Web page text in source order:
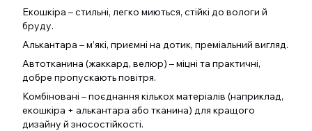
Екошкіра – стильні, легко миються, стійкі до вологи й
бруду.
Алькантара – м’які, приємні на дотик, преміальний вигляд.
Автотканина (жаккард, велюр) – міцні та практичні,
добре пропускають повітря.
Комбіновані – поєднання кількох матеріалів (наприклад,
екошкіра + алькантара або тканина) для кращого
дизайну й зносостійкості.